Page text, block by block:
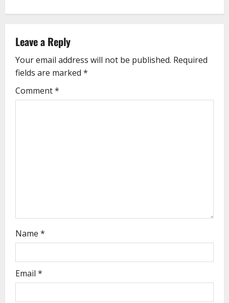
Leave a Reply
Your email address will not be published. Required
fields are marked *
Comment*
Name *
Email *